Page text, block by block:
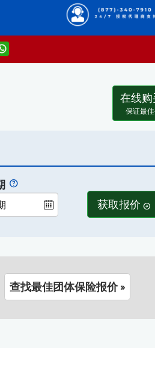
在线
保证最
获取报价 arrow_circle_right
查找最佳团体保险报价 »